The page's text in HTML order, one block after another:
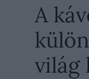
A
világ